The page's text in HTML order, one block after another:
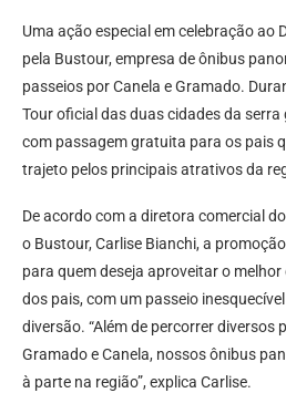
Uma ação especial em celebração ao
pela Bustour, empresa de ônibus
passeios por Canela e Gramado.
Tour oficial das duas cidades da
com passagem gratuita para os pais
trajeto pelos principais atrativos da
De acordo com a diretora comercial
o Bustour, Carlise Bianchi, a
para quem deseja aproveitar o
dos pais, com um passeio
diversão. “Além de percorrer diversos
Gramado e Canela, nossos ônibus
à parte na região”, explica Carlise.